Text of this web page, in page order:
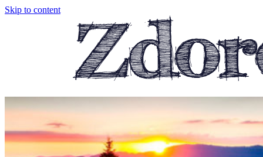
Skip to content